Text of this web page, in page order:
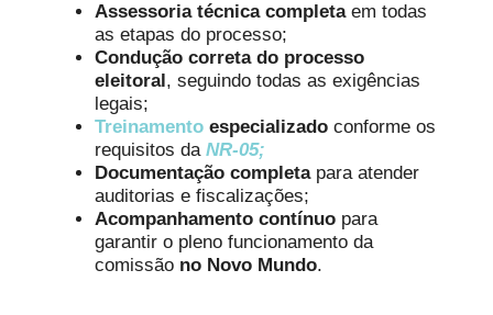
Assessoria técnica completaem todas
as etapas do processo;
Condução correta do processo
eleitoral , seguindo todas as exigências
legais;
Treinamento especializado conforme os
requisitos daNR-05;
Documentação completapara atender
auditorias e fiscalizações;
Acompanhamento contínuo para
garantir o pleno funcionamento da
comissão no Novo Mundo.